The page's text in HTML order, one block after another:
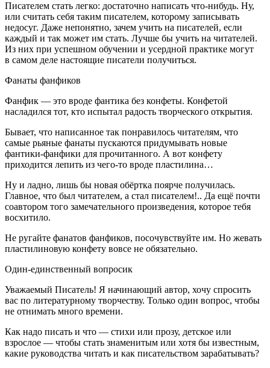
Писателем стать легко: достаточно написать что-нибудь. Ну,
или считать себя таким писателем, которому записывать
недосуг. Даже непонятно, зачем учить на писателей, если
каждый и так может им стать. Лучше бы учить на читателей.
Из них при успешном обучении и усердной практике могут
в самом деле настоящие писатели получиться.
Фанаты фанфиков
Фанфик — это вроде фантика без конфеты. Конфетой
насладился тот, кто испытал радость творческого открытия.
Бывает, что написанное так понравилось читателям, что
самые рьяные фанаты пускаются придумывать новые
фантики-фанфики для прочитанного. А вот конфету
приходится лепить из чего-то вроде пластилина…
Ну и ладно, лишь бы новая обёртка поярче получилась.
Главное, что был читателем, а стал писателем!.. Да ещё почти
соавтором того замечательного произведения, которое тебя
восхитило.
Не ругайте фанатов фанфиков, посочувствуйте им. Но жевать
пластилиновую конфету вовсе не обязательно.
Один-единственный вопросик
Уважаемый Писатель! Я начинающий автор, хочу спросить
вас по литературному творчеству. Только один вопрос, чтобы
не отнимать много времени.
Как надо писать и что — стихи или прозу, детское или
взрослое — чтобы стать знаменитым или хотя бы известным,
какие руководства читать и как писательством зарабатывать?